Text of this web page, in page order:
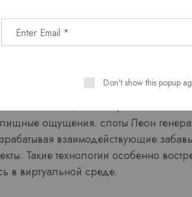
и дополненной среды
переживания, которые
позволяют пользователям
участниками действий и
совмещает электронные
ощущения. слоты Леон
взаимодействующие
Такие технологии особенно
в виртуальной среде.
Don't show this popup